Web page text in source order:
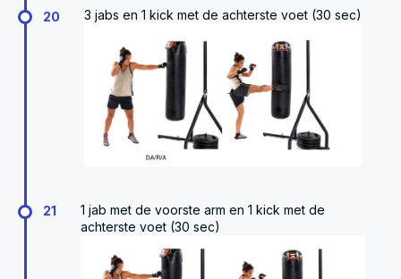
20 3 jabs en 1 kick met de achterste voet (30 sec)
21
1 jab met de voorste arm en 1 kick met de
achterste voet (30 sec)